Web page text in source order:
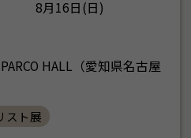
8月16日(日)
HALL（愛知県名古屋
スト展